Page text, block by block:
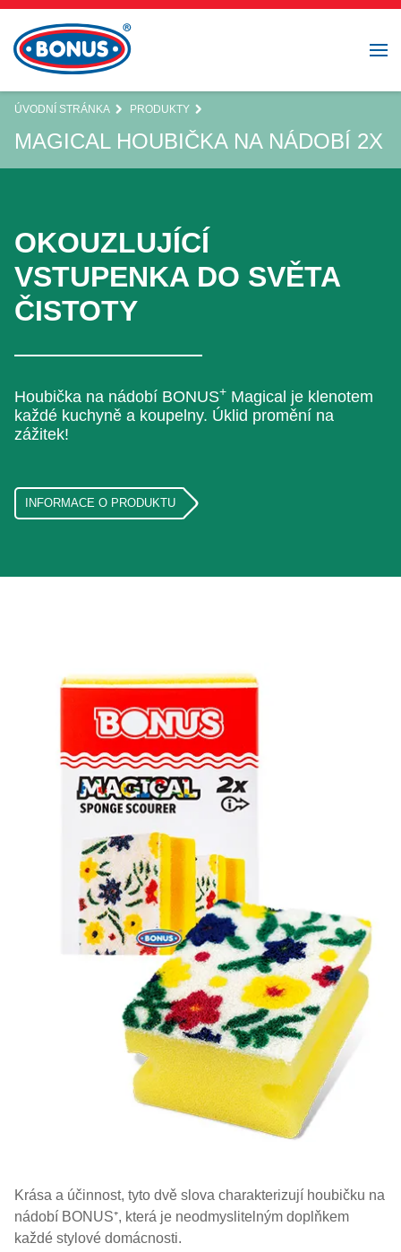
ÚVODNÍ STRÁNKA PRODUKTY
MAGICAL HOUBIČKA NA NÁDOBÍ 2X
OKOUZLUJÍCÍ
VSTUPENKA DO SVĚTA
ČISTOTY
Houbička na nádobí BONUS+ Magical je klenotem
každé kuchyně a koupelny. Úklid promění na
zážitek!
INFORMACE O PRODUKTU
Krása a účinnost, tyto dvě slova charakterizují houbičku na
nádobí BONUS⁺, která je neodmyslitelným doplňkem
každé stylové domácnosti.